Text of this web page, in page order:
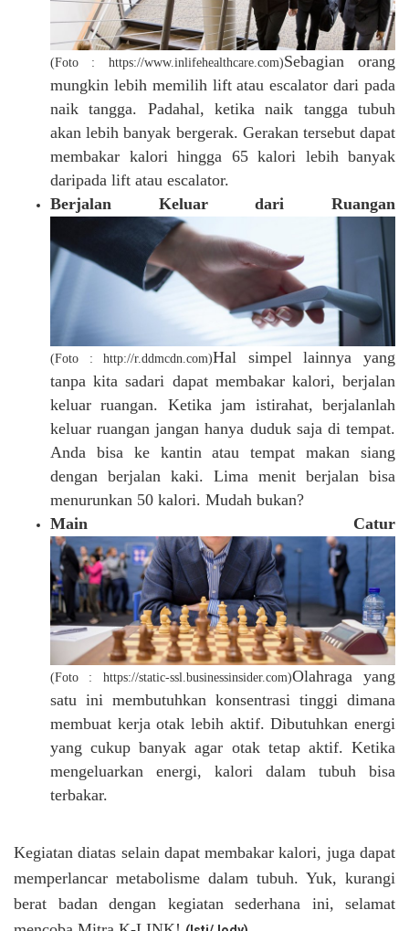
(Foto : https://www.inlifehealthcare.com)Sebagian orang
mungkin lebih memilih lift atau escalator dari pada
naik tangga. Padahal, ketika naik tangga tubuh
akan lebih banyak bergerak. Gerakan tersebut dapat
membakar kalori hingga 65 kalori lebih banyak
daripada lift atau escalator.
Berjalan Keluar dari Ruangan
(Foto : http://r.ddmcdn.com)Hal simpel lainnya yang
tanpa kita sadari dapat membakar kalori, berjalan
keluar ruangan. Ketika jam istirahat, berjalanlah
keluar ruangan jangan hanya duduk saja di tempat.
Anda bisa ke kantin atau tempat makan siang
dengan berjalan kaki. Lima menit berjalan bisa
menurunkan 50 kalori. Mudah bukan?
Main Catur
(Foto : https://static-ssl.businessinsider.com)Olahraga yang
satu ini membutuhkan konsentrasi tinggi dimana
membuat kerja otak lebih aktif. Dibutuhkan energi
yang cukup banyak agar otak tetap aktif. Ketika
mengeluarkan energi, kalori dalam tubuh bisa
terbakar.
Kegiatan diatas selain dapat membakar kalori, juga dapat
memperlancar metabolisme dalam tubuh. Yuk, kurangi
berat badan dengan kegiatan sederhana ini, selamat